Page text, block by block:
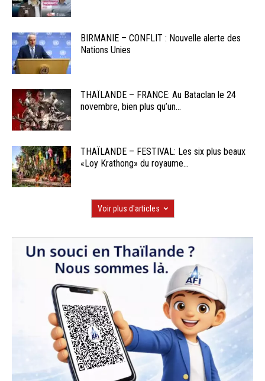
BIRMANIE – CONFLIT : Nouvelle alerte des
Nations Unies
THAÏLANDE – FRANCE: Au Bataclan le 24
novembre, bien plus qu’un...
THAÏLANDE – FESTIVAL: Les six plus beaux
«Loy Krathong» du royaume...
Voir plus d'articles